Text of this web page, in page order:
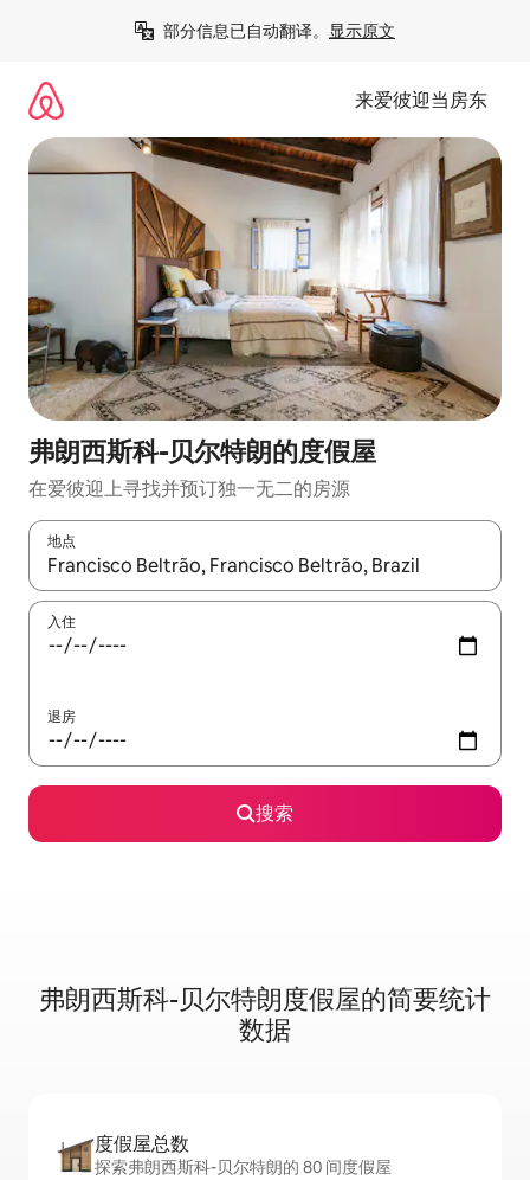
部分信息已自动翻译。 显示原文
来爱彼迎当房东
弗朗西斯科-贝尔特朗的度假屋
在爱彼迎上寻找并预订独一无二的房源
地点
如有搜索结果，请使用上下方向键查看，或通过点击或滑动手势
入住
退房
搜索
弗朗西斯科-贝尔特朗度假屋的简要统计
数据
度假屋总数
探索弗朗西斯科-贝尔特朗的 80 间度假屋